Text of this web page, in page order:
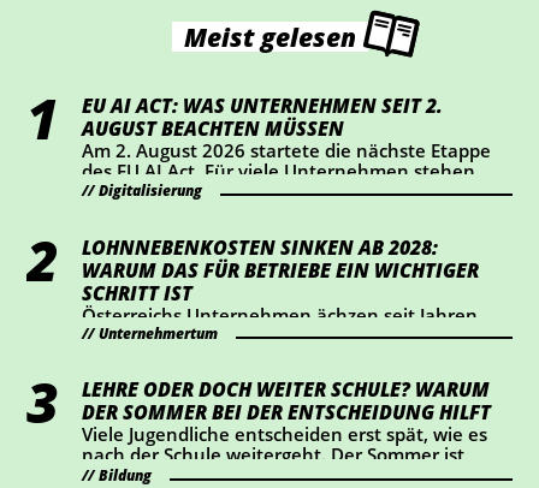
Meist gelesen
EU AI ACT: WAS UNTERNEHMEN SEIT 2.
AUGUST BEACHTEN MÜSSEN
Am 2. August 2026 startete die nächste Etappe
des EU AI Act. Für viele Unternehmen stehen
dabei vor allem Transparenz und Kennzeichnung
sollte jetzt prüfen, ob Handlungsbedarf besteht.
Digitalisierung
LOHNNEBENKOSTEN SINKEN AB 2028:
WARUM DAS FÜR BETRIEBE EIN WICHTIGER
SCHRITT IST
Österreichs Unternehmen ächzen seit Jahren
unter hohen Lohnnebenkosten. Die
bedeutet eine Entlastung von rund 2 Mrd. Euro
für Österreichs Betriebe. Wir haben
nachgerechnet, wie sich das konkret auswirkt.
Unternehmertum
LEHRE ODER DOCH WEITER SCHULE? WARUM
DER SOMMER BEI DER ENTSCHEIDUNG HILFT
Viele Jugendliche entscheiden erst spät, wie es
nach der Schule weitergeht. Der Sommer ist
ideal, um Lehrberufe auszuprobieren und Fragen
Bildung